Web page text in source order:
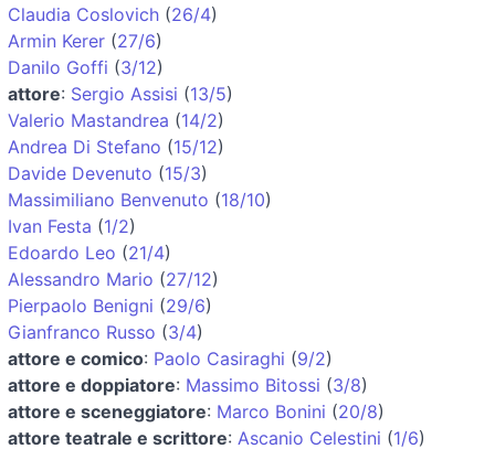
Claudia Coslovich (26/4)
Armin Kerer (27/6)
Danilo Goffi (3/12)
attore: Sergio Assisi (13/5)
Valerio Mastandrea (14/2)
Andrea Di Stefano (15/12)
Davide Devenuto (15/3)
Massimiliano Benvenuto (18/10)
Ivan Festa (1/2)
Edoardo Leo (21/4)
Alessandro Mario (27/12)
Pierpaolo Benigni (29/6)
Gianfranco Russo (3/4)
attore e comico: Paolo Casiraghi (9/2)
attore e doppiatore: Massimo Bitossi (3/8)
attore e sceneggiatore: Marco Bonini (20/8)
attore teatrale e scrittore: Ascanio Celestini (1/6)